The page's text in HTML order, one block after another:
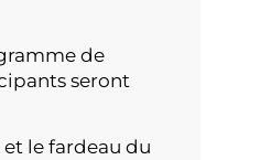
de
seront
le fardeau du